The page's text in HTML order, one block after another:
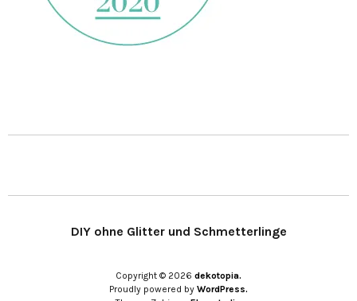
DIY ohne Glitter und Schmetterlinge
Copyright © 2026 dekotopia.
Proudly powered by WordPress.